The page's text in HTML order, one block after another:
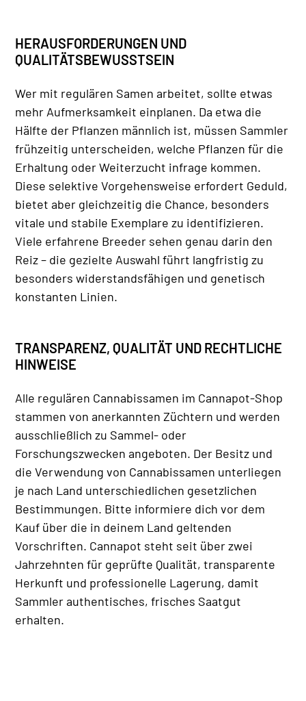
HERAUSFORDERUNGEN UND
QUALITÄTSBEWUSSTSEIN
Wer mit regulären Samen arbeitet, sollte etwas
mehr Aufmerksamkeit einplanen. Da etwa die
Hälfte der Pflanzen männlich ist, müssen Sammler
frühzeitig unterscheiden, welche Pflanzen für die
Erhaltung oder Weiterzucht infrage kommen.
Diese selektive Vorgehensweise erfordert Geduld,
bietet aber gleichzeitig die Chance, besonders
vitale und stabile Exemplare zu identifizieren.
Viele erfahrene Breeder sehen genau darin den
Reiz – die gezielte Auswahl führt langfristig zu
besonders widerstandsfähigen und genetisch
konstanten Linien.
TRANSPARENZ, QUALITÄT UND RECHTLICHE
HINWEISE
Alle regulären Cannabissamen im Cannapot-Shop
stammen von anerkannten Züchtern und werden
ausschließlich zu Sammel- oder
Forschungszwecken angeboten. Der Besitz und
die Verwendung von Cannabissamen unterliegen
je nach Land unterschiedlichen gesetzlichen
Bestimmungen. Bitte informiere dich vor dem
Kauf über die in deinem Land geltenden
Vorschriften. Cannapot steht seit über zwei
Jahrzehnten für geprüfte Qualität, transparente
Herkunft und professionelle Lagerung, damit
Sammler authentisches, frisches Saatgut
erhalten.